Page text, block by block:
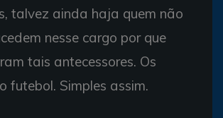
talvez ainda haja quem não
nesse cargo por que
tais antecessores. Os
futebol. Simples assim.